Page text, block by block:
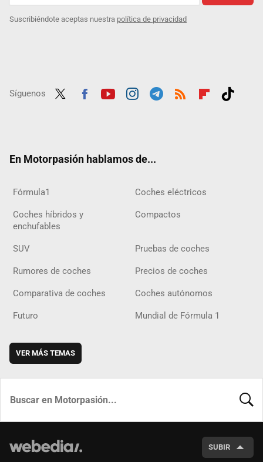
Suscribiéndote aceptas nuestra política de privacidad
Síguenos
En Motorpasión hablamos de...
Fórmula1 Coches eléctricos
Coches híbridos y
enchufables
Compactos
SUV Pruebas de coches
Rumores de coches Precios de coches
Comparativa de coches Coches autónomos
Futuro Mundial de Fórmula 1
VER MÁS TEMAS
SUBIR